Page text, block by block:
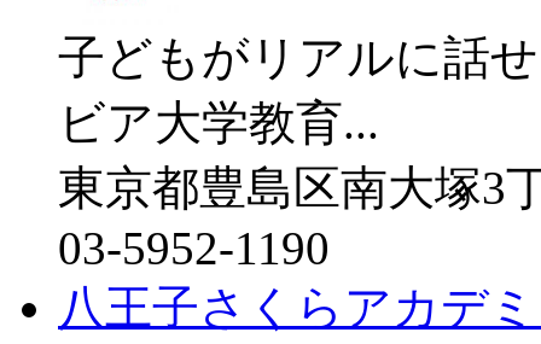
子どもがリアルに話
ビア大学教育...
東京都豊島区南大塚3
03-5952-1190
八王子さくらアカデ